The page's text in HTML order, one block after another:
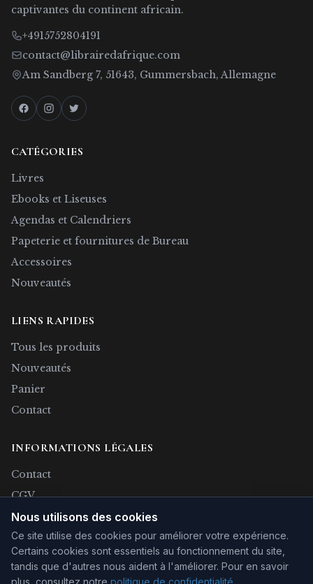
captivantes du continent africain.
+4915752804191
contact@librairedafrique.com
Am Sandberg 7, 51643, Gummersbach, Allemagne
CATÉGORIES
Livres
Ebooks et Liseuses
Agendas et Calendriers
Papeterie et fournitures de Bureau
Accessoires
Nouveautés
LIENS RAPIDES
Tous les produits
Nouveautés
Panier
Contact
INFORMATIONS LÉGALES
Contact
CGV
Confidentialité
Rétractation
Mentions légales
Nous utilisons des cookies
Ce site utilise des cookies pour améliorer votre expérience.
Certains cookies sont essentiels au fonctionnement du site,
tandis que d'autres nous aident à l'améliorer. Pour en savoir
plus, consultez notre politique de confidentialité